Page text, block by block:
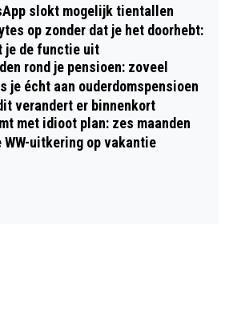
slokt mogelijk tientallen
op zonder dat je het doorhebt:
je de functie uit
rond je pensioen: zoveel
je écht aan ouderdomspensioen
verandert er binnenkort
met idioot plan: zes maanden
WW-uitkering op vakantie